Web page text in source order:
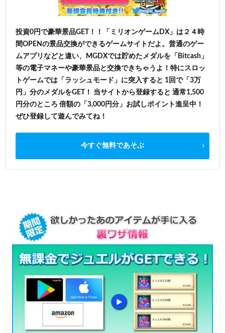
投資0円で豪華景品GET！！「ミリオンゲームDX」は２４時
間OPENの景品交換ができるゲームサイトだよ。普通のゲー
ムアプリなどと違い、MGDXでは貯めたメダルを「Bitcash」
等の電子マネーや豪華景品と交換できちゃうよ！特にスロッ
トゲームでは「ラッシュモード」に突入すると 1回で「3万
円」分のメダルをGET！ 当サイトから登録すると 通常1,500
円分のところ 倍額の「3,000円分」お試しポイント進呈中！
ぜひ登録して遊んでみてね！
今すぐ無料であそぶ